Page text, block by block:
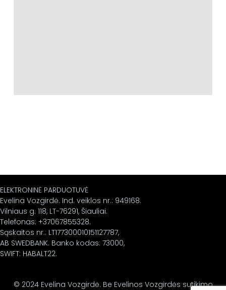
ELEKTRONINĖ PARDUOTUVĖ
Evelina Vozgirdė. Ind. veiklos nr.: 949168.
Vilniaus g. 118, LT-76291, Šiauliai.
Telefonas: +37067855328.
Sąskaitos nr.: LT177300010151127787,
AB SWEDBANK. Banko kodas: 73000,
SWIFT: HABALT22.
© 2024 Evelina Vozgirdė. Be Evelinos Vozgirdės sutikimo